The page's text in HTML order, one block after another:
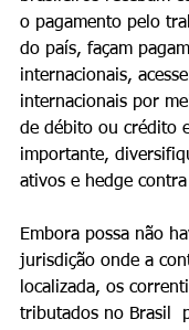
o pagamento pelo
do país, façam
internacionais,
internacionais por
de débito ou crédito
importante,
ativos e hedge
Embora possa não
jurisdição onde a
localizada, os
tributados ​​no Brasil